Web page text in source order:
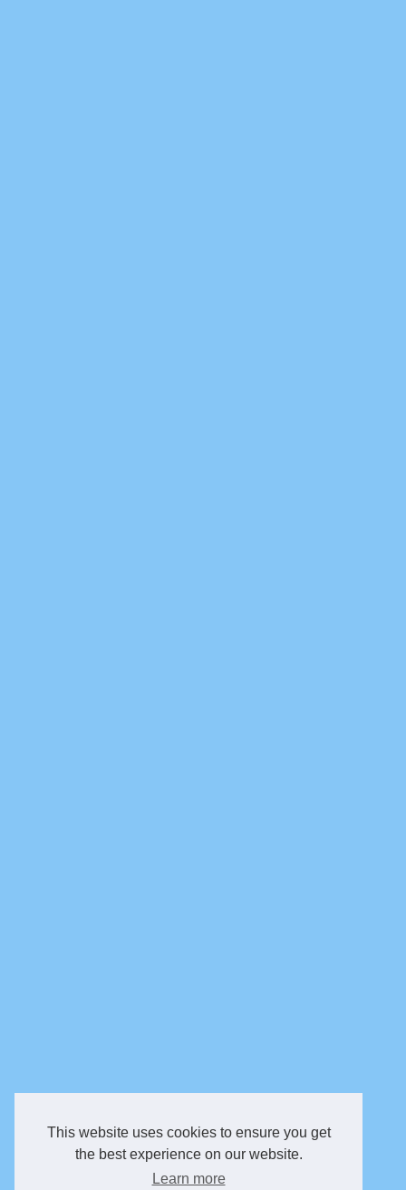
This website uses cookies to ensure you get
the best experience on our website.
Learn more